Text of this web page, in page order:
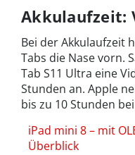
Akkulaufzeit:
Bei der Akkulaufzeit
Tabs die Nase vorn.
Tab S11 Ultra eine
Stunden an. Apple
bis zu 10 Stunden
iPad mini 8 – mit
Überblick